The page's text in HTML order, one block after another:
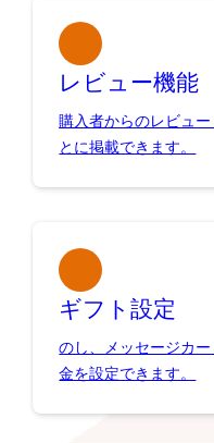
レビュー機能
購入者からのレビュ
とに掲載できます。
ギフト設定
のし、メッセージカ
金を設定できます。